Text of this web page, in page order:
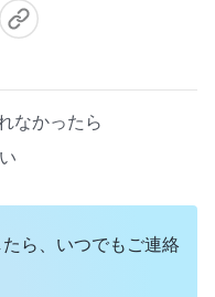
なかったら
ら、いつでもご連絡